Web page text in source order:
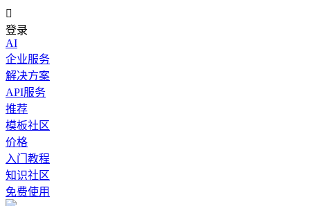

登录
AI
企业服务
解决方案
API服务
推荐
模板社区
价格
入门教程
知识社区
免费使用